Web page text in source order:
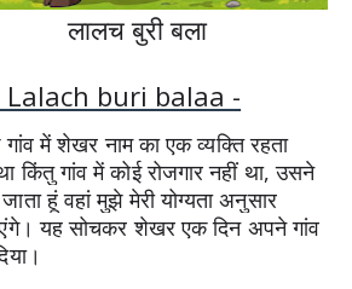
लालच बुरी बला
Lalach buri balaa -
में शेखर नाम का एक व्यक्ति रहता
किंतु गांव में कोई रोजगार नहीं था, उसने
हूं वहां मुझे मेरी योग्यता अनुसार
यह सोचकर शेखर एक दिन अपने गांव